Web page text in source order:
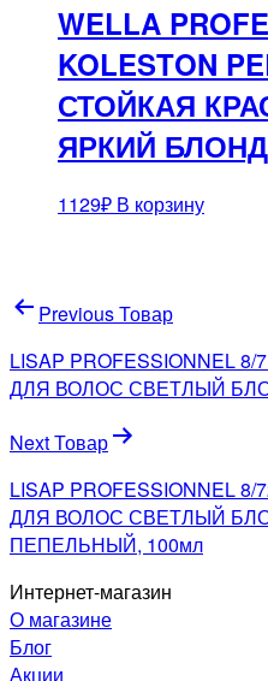
WELLA
KOLESTON
СТОЙКАЯ
ЯРКИЙ
1129₽ В корзину
Навигация
по
записям
Previous Товар
LISAP PROFESSIONNEL
ДЛЯ ВОЛОС СВЕТЛЫЙ
Next Товар
LISAP PROFESSIONNEL
ДЛЯ ВОЛОС СВЕТЛЫЙ
ПЕПЕЛЬНЫЙ, 100мл
Интернет-магазин
О магазине
Блог
Акции